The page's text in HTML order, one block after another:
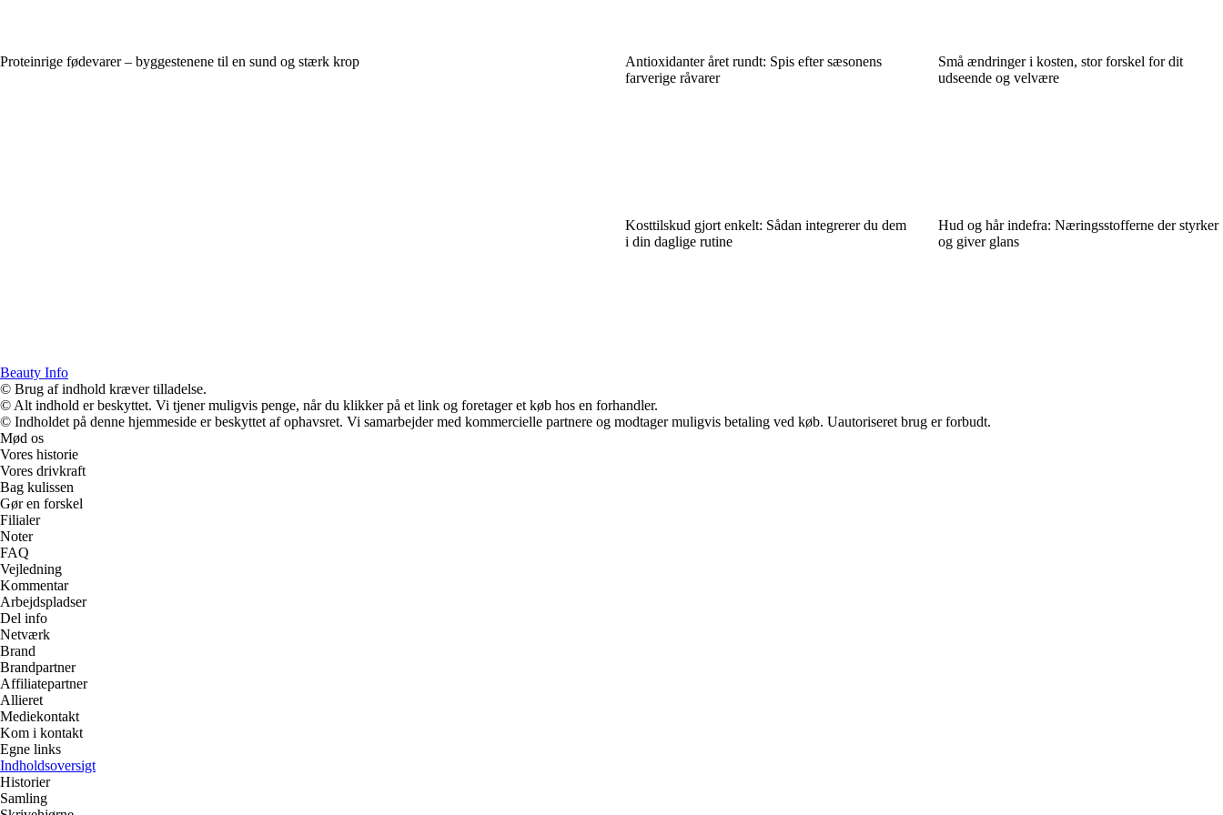
Proteinrige fødevarer – byggestenene til en sund og stærk krop
Antioxidanter året rundt: Spis efter sæsonens
farverige råvarer
Små ændringer i kosten, stor forskel for dit
udseende og velvære
Kosttilskud gjort enkelt: Sådan integrerer du dem
i din daglige rutine
Hud og hår indefra: Næringsstofferne der styrker
og giver glans
Beauty Info
© Brug af indhold kræver tilladelse.
© Alt indhold er beskyttet. Vi tjener muligvis penge, når du klikker på et link og foretager et køb hos en forhandler.
© Indholdet på denne hjemmeside er beskyttet af ophavsret. Vi samarbejder med kommercielle partnere og modtager muligvis betaling ved køb. Uautoriseret brug er forbudt.
Mød os
Vores historie
Vores drivkraft
Bag kulissen
Gør en forskel
Filialer
Noter
FAQ
Vejledning
Kommentar
Arbejdspladser
Del info
Netværk
Brand
Brandpartner
Affiliatepartner
Allieret
Mediekontakt
Kom i kontakt
Egne links
Indholdsoversigt
Historier
Samling